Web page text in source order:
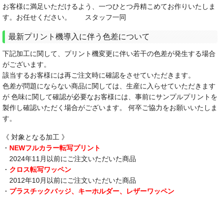
お客様に満足いただけるよう、一つひとつ丹精こめてお作りいたしま
す。お任せください。 スタッフ一同
最新プリント機導入に伴う色差について
下記加工に関して、プリント機変更に伴い若干の色差が発生する場合
がございます。
該当するお客様には再ご注文時に確認をさせていただきます。
色差が問題にならない商品に関しては、生産に入らせていただきます
が 色味に関して確認が必要なお客様には、事前にサンプルプリントを
製作し確認いただく場合がございます。 何卒ご協力をお願いいたしま
す。
《 対象となる加工 》
・ NEWフルカラー転写プリント
2024年11月以前にご注文いただいた商品
・ クロス転写ワッペン
2012年10月以前にご注文いただいた商品
・ プラスチックバッジ、キーホルダー、レザーワッペン